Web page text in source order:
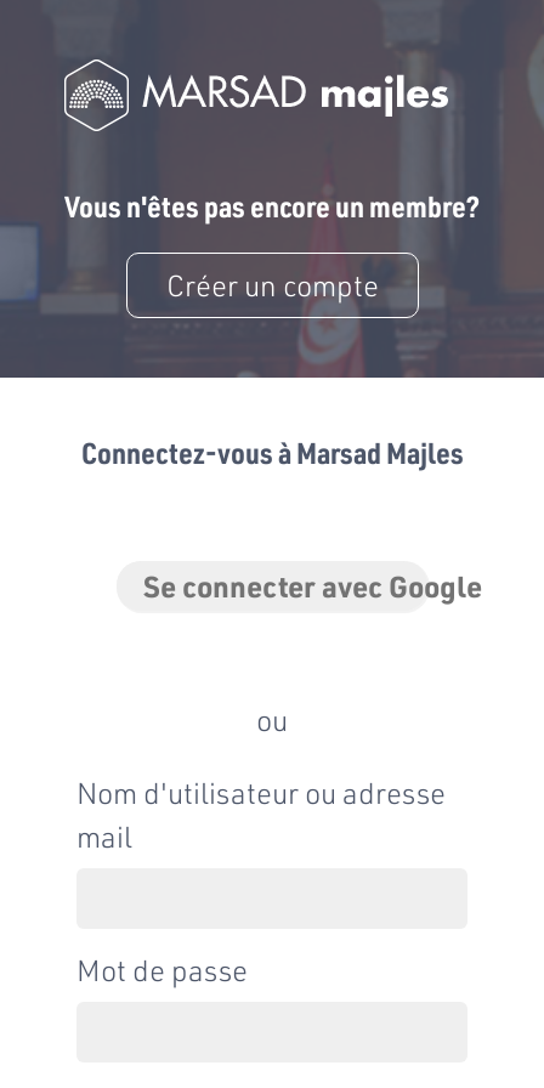
Vous n'êtes pas encore un membre?
Créer un compte
Connectez-vous à Marsad Majles
Se connecter avec Google
ou
Nom d'utilisateur ou adresse
mail
Mot de passe